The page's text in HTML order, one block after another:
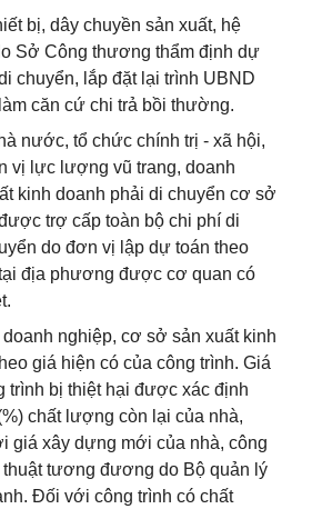
bị, dây chuyền sản xuất, hệ
Sở Công thương thẩm định dự
chuyển, lắp đặt lại trình UBND
căn cứ chi trả bồi thường.
nước, tổ chức chính trị - xã hội,
vị lực lượng vũ trang, doanh
kinh doanh phải di chuyển cơ sở
trợ cấp toàn bộ chi phí di
do đơn vị lập dự toán theo
địa phương được cơ quan có
nghiệp, cơ sở sản xuất kinh
giá hiện có của công trình. Giá
trình bị thiệt hại được xác định
chất lượng còn lại của nhà,
giá xây dựng mới của nhà, công
thuật tương đương do Bộ quản lý
Đối với công trình có chất